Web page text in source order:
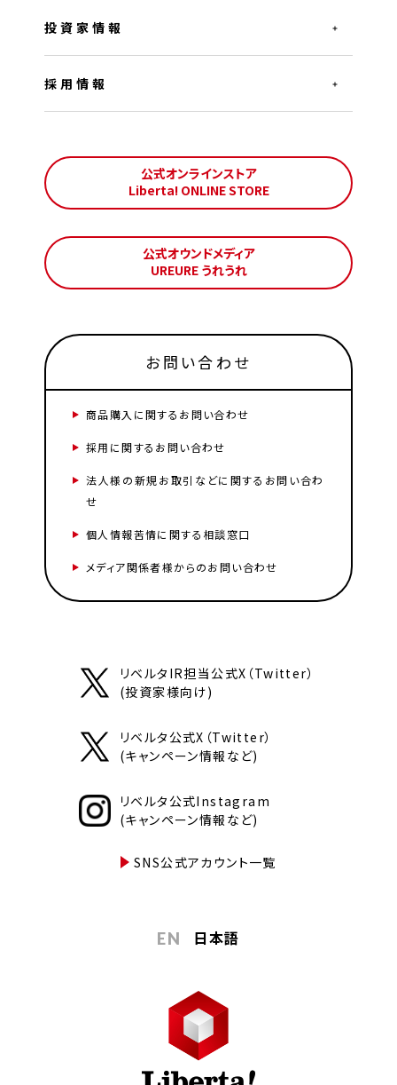
投資家情報
採用情報
公式オンラインストア
Liberta! ONLINE STORE
公式オウンドメディア
UREURE うれうれ
お問い合わせ
商品購入に関するお問い合わせ
採用に関するお問い合わせ
法人様の新規お取引などに関するお問い合わ
せ
個人情報苦情に関する相談窓口
メディア関係者様からのお問い合わせ
リベルタIR担当公式X（Twitter）
(投資家様向け)
リベルタ公式X（Twitter）
(キャンペーン情報など)
リベルタ公式Instagram
(キャンペーン情報など)
SNS公式アカウント一覧
EN 日本語